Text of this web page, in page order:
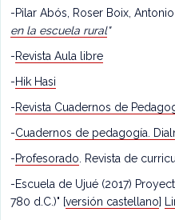
-Pilar Abós, Roser Boix,
en la escuela rural"
-Revista Aula libre
-Hik Hasi
-Revista Cuadernos de
-Cuadernos de pedagogía.
-Profesorado . Revista de
-Escuela de Ujué (2017)
780 d.C.)" [versión castellano]